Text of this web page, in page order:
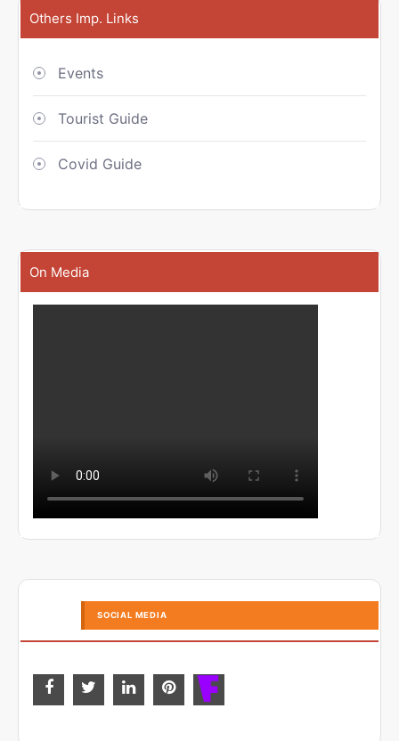
Others Imp. Links
Events
Tourist Guide
Covid Guide
On Media
SOCIAL MEDIA